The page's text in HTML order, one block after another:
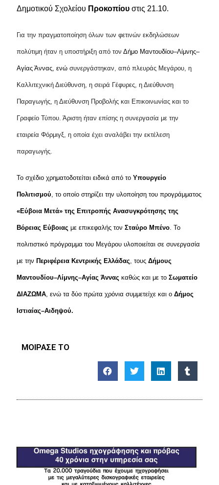
Δημοτικού Σχολείου Προκοπίουστις 21.10.
Για την πραγματοποίηση όλων των φετινών εκδηλώσεων
πολύτιμη ήταν η υποστήριξη από τον Δήμο Μαντουδίου–Λίμνης–
Αγίας Άννας, ενώ συνεργάστηκαν, από πλευράς Μεγάρου, η
Καλλιτεχνική Διεύθυνση, η σειρά Γέφυρες, η Διεύθυνση
Παραγωγής, η Διεύθυνση Προβολής και Επικοινωνίας και το
Γραφείο Τύπου. Άριστη ήταν επίσης η συνεργασία με την
εταιρεία Φόρμιγξ, η οποία έχει αναλάβει την εκτέλεση
παραγωγής.
Το σχέδιο χρηματοδοτείται ειδικά από το Υπουργείο
Πολιτισμού , το οποίο στηρίζει την υλοποίηση του προγράμματος
«Εύβοια Μετά» της Επιτροπής Ανασυγκρότησης της
Βόρειας Εύβοιας με επικεφαλής τον Σταύρο Μπένο. Το
πολιτιστικό πρόγραμμα του Μεγάρου υλοποιείται σε συνεργασία
με την Περιφέρεια Κεντρικής Ελλάδας , τουςΔήμους
Μαντουδίου–Λίμνης–Αγίας Άννας καθώς και με το Σωματείο
ΔΙΑΖΩΜΑ, ενώ τα δύο πρώτα χρόνια συμμετείχε και ο Δήμος
Ιστιαίας–Αιδηψού.
ΜΟΙΡΑΣΕ ΤΟ